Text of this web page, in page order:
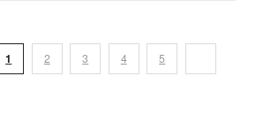
1 2 3 4 5